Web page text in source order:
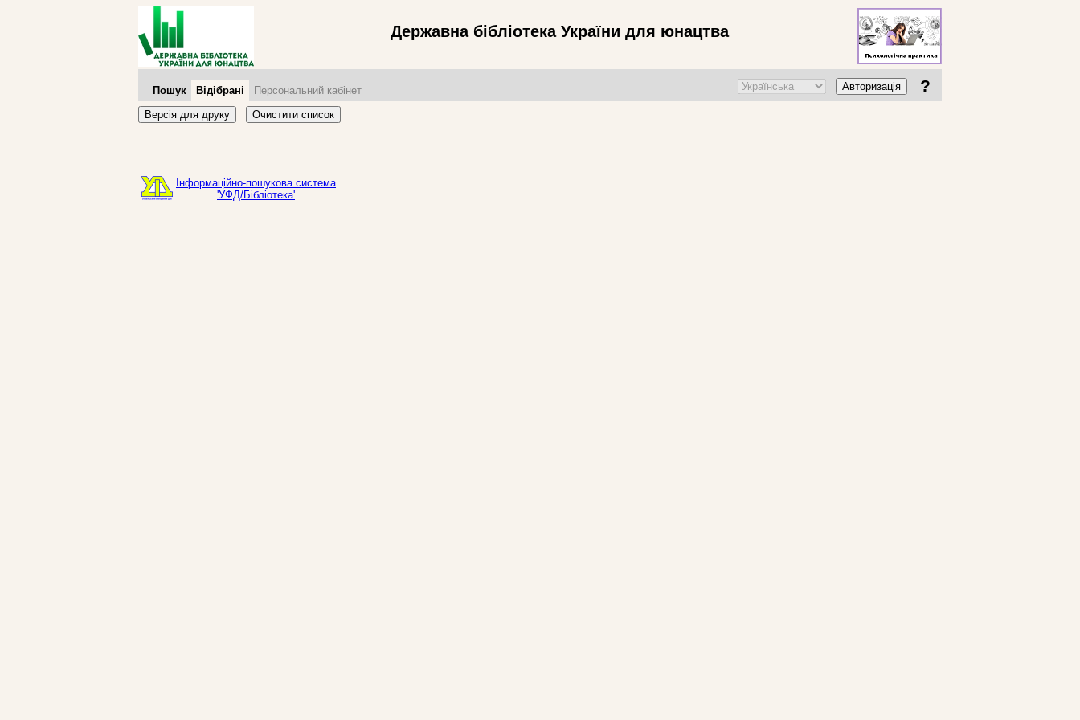
Державна бібліотека України для юнацтва
Пошук Відібрані Персональний кабінет Авторизація ?
Версія для друку Очистити список
Інформаційно-пошукова система
'УФД/Бібліотека'